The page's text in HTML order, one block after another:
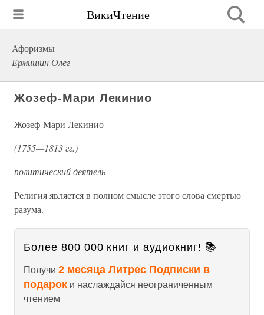
ВикиЧтение
Афоризмы
Ермишин Олег
Жозеф-Мари Лекинио
Жозеф-Мари Лекинио
(1755—1813 гг.)
политический деятель
Религия является в полном смысле этого слова смертью
разума.
Более 800 000 книг и аудиокниг! 📚
Получи 2 месяца Литрес Подписки в
подарок и наслаждайся неограниченным
чтением